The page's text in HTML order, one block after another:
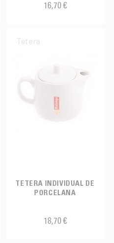
16,70 €
Tetera
TETERA INDIVIDUAL DE
PORCELANA
18,70 €